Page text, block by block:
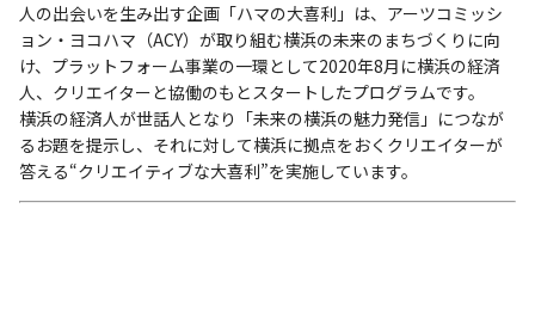
人の出会いを生み出す企画「ハマの大喜利」は、アーツコミッシ
ョン・ヨコハマ（ACY）が取り組む横浜の未来のまちづくりに向
け、プラットフォーム事業の一環として2020年8月に横浜の経済
人、クリエイターと協働のもとスタートしたプログラムです。
横浜の経済人が世話人となり「未来の横浜の魅力発信」につなが
るお題を提示し、それに対して横浜に拠点をおくクリエイターが
答える“クリエイティブな大喜利”を実施しています。